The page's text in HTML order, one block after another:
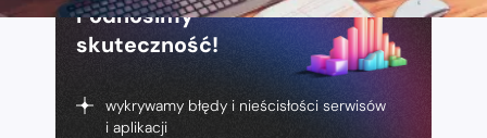
Podnosimy
skuteczność!
wykrywamy błędy i nieścisłości serwisów
i aplikacji